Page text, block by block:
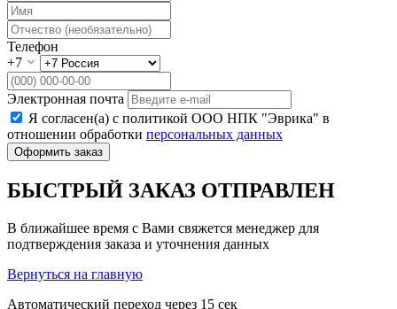
Телефон
+7
Электронная почта
Я согласен(а) с политикой ООО НПК "Эврика" в
отношении обработки персональных данных
Оформить заказ
БЫСТРЫЙ ЗАКАЗ ОТПРАВЛЕН
В ближайшее время с Вами свяжется менеджер для
подтверждения заказа и уточнения данных
Вернуться на главную
Автоматический переход через 15 сек